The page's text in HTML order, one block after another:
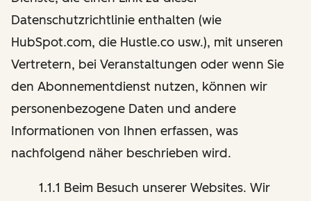
Datenschutzrichtlinie enthalten (wie
HubSpot.com, die Hustle.co usw.), mit unseren
Vertretern, bei Veranstaltungen oder wenn Sie
den Abonnementdienst nutzen, können wir
personenbezogene Daten und andere
Informationen von Ihnen erfassen, was
nachfolgend näher beschrieben wird.
1.1.1 Beim Besuch unserer Websites. Wir